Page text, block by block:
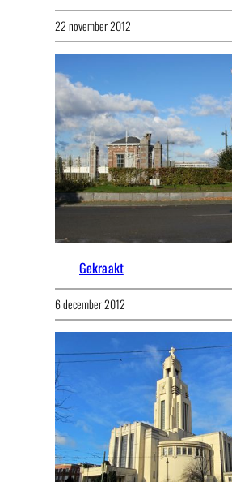
22 november 2012
Gekraakt
6 december 2012